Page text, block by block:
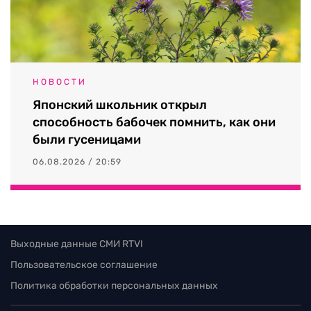
НОВОСТИ
Японский школьник открыл
способность бабочек помнить, как они
были гусеницами
06.08.2026 / 20:59
Выходные данные СМИ RTVI
Пользовательское соглашение
Политика обработки персональных данных